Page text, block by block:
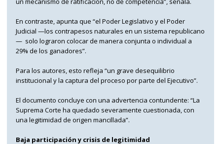
En contraste, apunta que “el Poder Legislativo y el Poder
Judicial —los contrapesos naturales en un sistema republicano
— solo lograron colocar de manera conjunta o individual a
29% de los ganadores”.
Para los autores, esto refleja “un grave desequilibrio
institucional y la captura del proceso por parte del Ejecutivo”.
El documento concluye con una advertencia contundente: “La
Suprema Corte ha quedado severamente cuestionada, con
una legitimidad de origen mancillada”.
Baja participación y crisis de legitimidad